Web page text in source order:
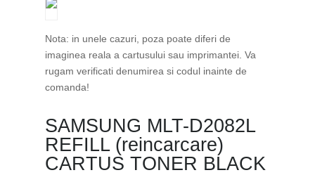
Nota: in unele cazuri, poza poate diferi de
imaginea reala a cartusului sau imprimantei. Va
rugam verificati denumirea si codul inainte de
comanda!
SAMSUNG MLT-D2082L
REFILL (reincarcare)
CARTUS TONER BLACK